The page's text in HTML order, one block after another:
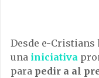
Desde e-Cristians
una iniciativa
para pedir a al